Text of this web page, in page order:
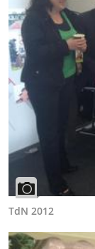
TdN 2012